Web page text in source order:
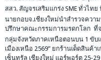
สสว. สัญจรเสริมแกร่ง SME ทั่วไท
นายกอบจ.เชียงใหม่นำสำรวจควา
ปรึกษาคณะกรรมการมรดกโลก ที่
กลุ่มจังหวัดภาคเหนือตอนบน 1 ขับเ
เมืองเหนือ 2569” ยกร้านเด็ดสินค้
เซ็นทรัล เชียงใหม่ แอร์พอร์ต 25-